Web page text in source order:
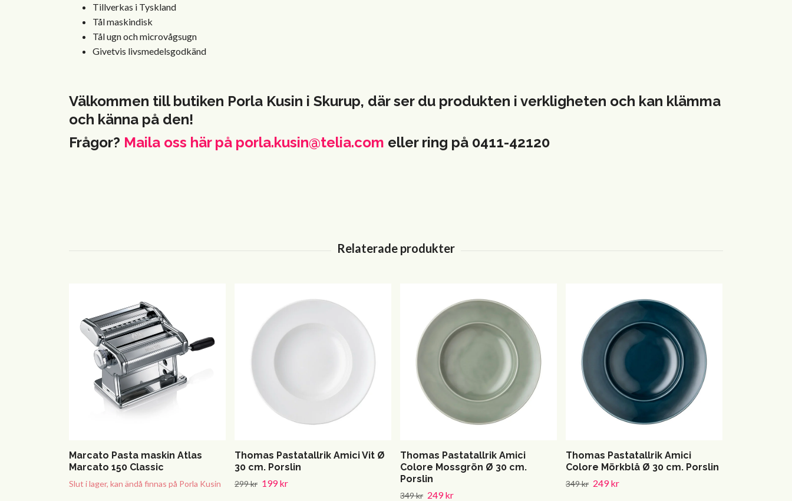
Tillverkas i Tyskland
Tål maskindisk
Tål ugn och microvågsugn
Givetvis livsmedelsgodkänd
Välkommen till butiken Porla Kusin i Skurup, där ser du produkten i verkligheten och kan klämma
och känna på den!
Frågor? Maila oss här på porla.kusin@telia.com eller ring på 0411-42120
Marcato Pasta maskin Atlas
Marcato 150 Classic
Slut i lager, kan ändå finnas på Porla Kusin
Thomas Pastatallrik Amici Vit Ø
30 cm. Porslin
299 kr 199 kr
Thomas Pastatallrik Amici
Colore Mossgrön Ø 30 cm.
Porslin
349 kr 249 kr
Thomas Pastatallrik Amici
Colore Mörkblå Ø 30 cm. Porslin
349 kr 249 kr